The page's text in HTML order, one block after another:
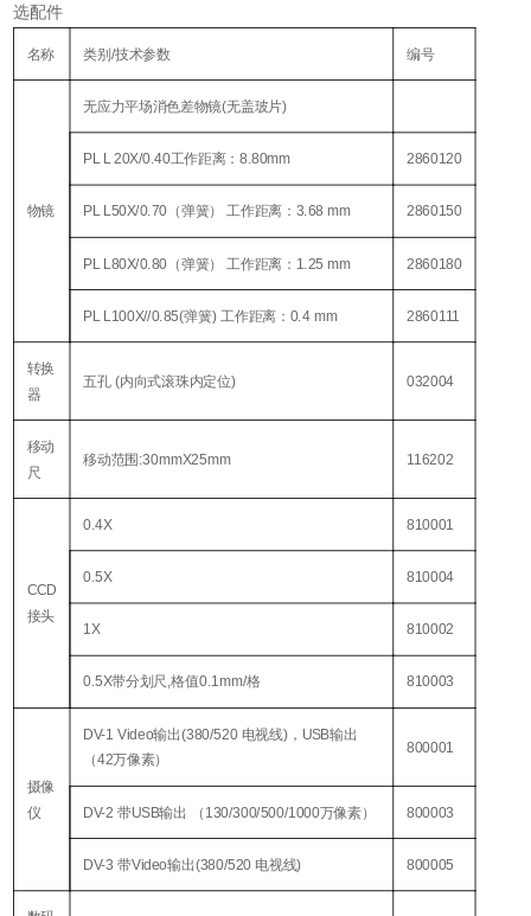
选配件
名称 类别/技术参数 编号
物镜
无应力平场消色差物镜(无盖玻片)
PL L 20X/0.40工作距离：8.80mm 2860120
PL L50X/0.70（弹簧） 工作距离：3.68 mm 2860150
PL L80X/0.80（弹簧） 工作距离：1.25 mm 2860180
PL L100X//0.85(弹簧) 工作距离：0.4 mm 2860111
转换
器
五孔 (内向式滚珠内定位) 032004
移动
尺
移动范围:30mmX25mm 116202
CCD
接头
0.4X 810001
0.5X 810004
1X 810002
0.5X带分划尺,格值0.1mm/格 810003
摄像
仪
DV-1 Video输出(380/520 电视线)，USB输出
（42万像素）
800001
DV-2 带USB输出 （130/300/500/1000万像素） 800003
DV-3 带Video输出(380/520 电视线) 800005